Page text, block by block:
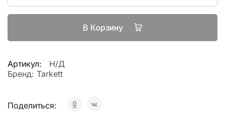
В Корзину
Артикул:
Н/Д
Бренд: Tarkett
Поделиться: